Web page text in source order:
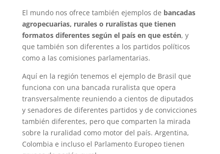
El mundo nos ofrece también ejemplos de bancadas
agropecuarias, rurales o ruralistas que tienen
formatos diferentes según el país en que estén, y
que también son diferentes a los partidos políticos
como a las comisiones parlamentarias.
Aquí en la región tenemos el ejemplo de Brasil que
funciona con una bancada ruralista que opera
transversalmente reuniendo a cientos de diputados
y senadores de diferentes partidos y de convicciones
también diferentes, pero que comparten la mirada
sobre la ruralidad como motor del país. Argentina,
Colombia e incluso el Parlamento Europeo tienen